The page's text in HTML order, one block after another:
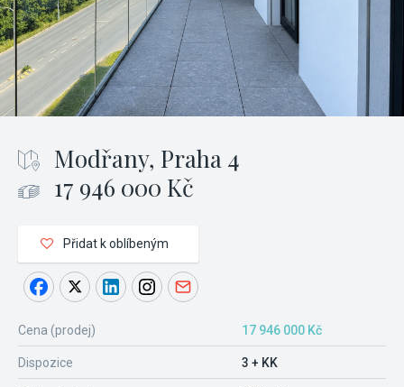
Modřany, Praha 4
17 946 000 Kč
Přidat k oblíbeným
Cena (prodej) 17 946 000 Kč
Dispozice 3 + KK